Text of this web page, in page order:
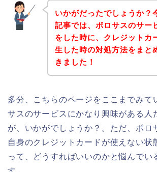
いかがだったでしょうか？
記事では、ポロサスのサー
をした時に、クレジットカ
生した時の対処方法をまと
きました！
多分、こちらのページをここまでみて
サスのサービスにかなり興味がある人
が、いかがでしょうか？。ただ、ポロ
自身のクレジットカードが使えない状
って、どうすればいいのかと悩んでい